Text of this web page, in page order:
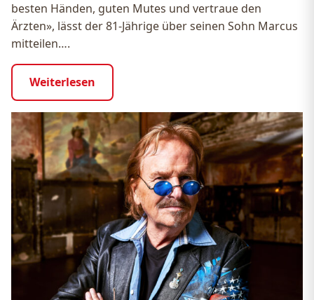
besten Händen, guten Mutes und vertraue den
Ärzten», lässt der 81-Jährige über seinen Sohn Marcus
mitteilen….
Weiterlesen